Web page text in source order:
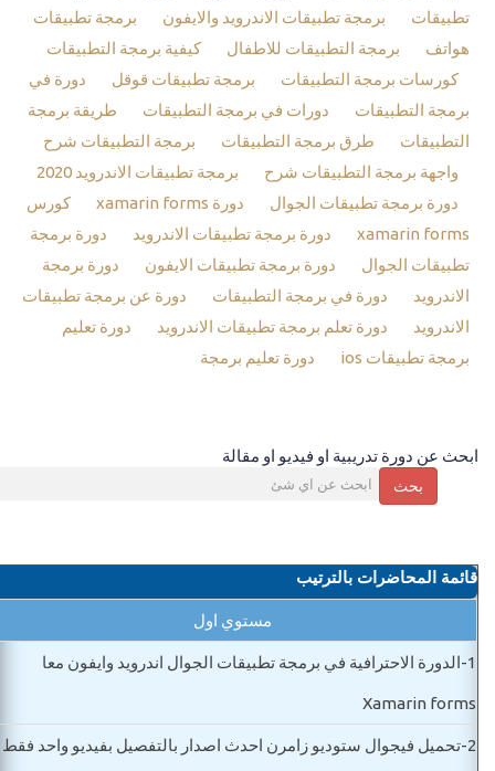
تطبيقات
برمجة تطبيقات الاندرويد والايفون
برمجة تطبيقات
هواتف
برمجة التطبيقات للاطفال
كيفية برمجة التطبيقات
كورسات برمجة التطبيقات
برمجة تطبيقات قوقل
دورة في
برمجة التطبيقات
دورات في برمجة التطبيقات
طريقة برمجة
التطبيقات
طرق برمجة التطبيقات
برمجة التطبيقات شرح
واجهة برمجة التطبيقات شرح
برمجة تطبيقات الاندرويد 2020
دورة برمجة تطبيقات الجوال
دورة xamarin forms
كورس
xamarin forms
دورة برمجة تطبيقات الاندرويد
دورة برمجة
تطبيقات الجوال
دورة برمجة تطبيقات الايفون
دورة برمجة
الاندرويد
دورة في برمجة التطبيقات
دورة عن برمجة تطبيقات
الاندرويد
دورة تعلم برمجة تطبيقات الاندرويد
دورة تعليم
برمجة تطبيقات ios
دورة تعليم برمجة
ابحث عن دورة تدريبية او فيديو او مقالة
بحث
قائمة المحاضرات بالترتيب
مستوي اول
1- الدورة الاحترافية في برمجة تطبيقات الجوال اندرويد وايفون معا
Xamarin forms
2- تحميل فيجوال ستوديو زامرن احدث اصدار بالتفصيل بفيديو واحد فقط